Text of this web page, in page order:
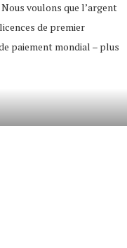
voulons que l’argent
de premier
paiement mondial – plus